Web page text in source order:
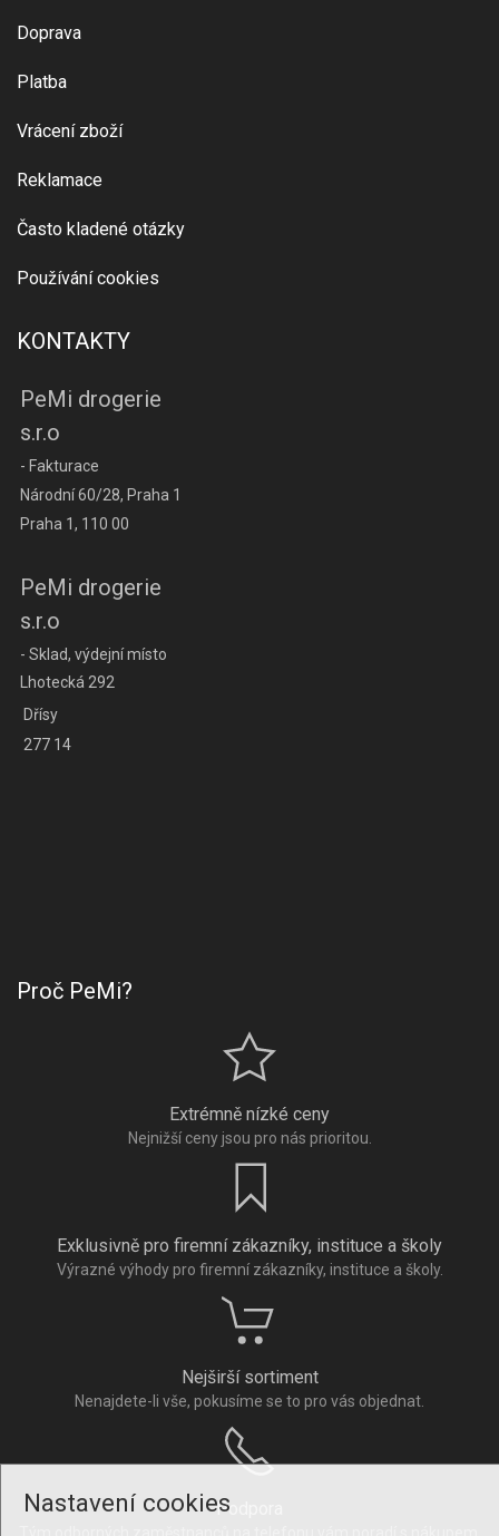
Nastavení cookies
Doprava
Platba
Vrácení zboží
Reklamace
Často kladené otázky
Používání cookies
KONTAKTY
PeMi drogerie
s.r.o
- Fakturace
Národní 60/28, Praha 1
Praha 1, 110 00
PeMi drogerie
s.r.o
- Sklad, výdejní místo
Lhotecká 292
Dřísy
277 14
Proč PeMi?
Extrémně nízké ceny
Nejnižší ceny jsou pro nás prioritou.
Exklusivně pro firemní zákazníky, instituce a školy
Výrazné výhody pro firemní zákazníky, instituce a školy.
Nejširší sortiment
Nenajdete-li vše, pokusíme se to pro vás objednat.
Podpora